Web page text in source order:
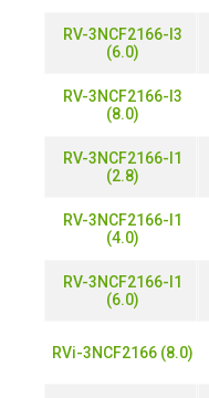
RV-3NCF2166-I3
(6.0)
RV-3NCF2166-I3
(8.0)
RV-3NCF2166-I1
(2.8)
RV-3NCF2166-I1
(4.0)
RV-3NCF2166-I1
(6.0)
RVi-3NCF2166 (8.0)